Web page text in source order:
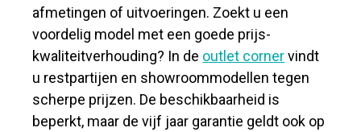
afmetingen of uitvoeringen. Zoekt u een
voordelig model met een goede prijs-
kwaliteitverhouding? In de outlet cornervindt
u restpartijen en showroommodellen tegen
scherpe prijzen. De beschikbaarheid is
beperkt, maar de vijf jaar garantie geldt ook op